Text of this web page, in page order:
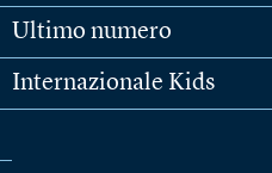
Ultimo numero
Internazionale Kids